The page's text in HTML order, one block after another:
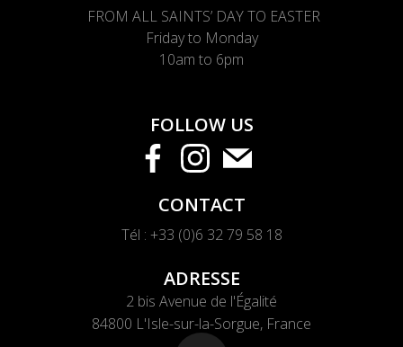
FROM ALL SAINTS’ DAY TO EASTER
Friday to Monday
10am to 6pm
FOLLOW US
CONTACT
Tél : +33 (0)6 32 79 58 18
ADRESSE
2 bis Avenue de l'Égalité
84800 L'Isle-sur-la-Sorgue, France